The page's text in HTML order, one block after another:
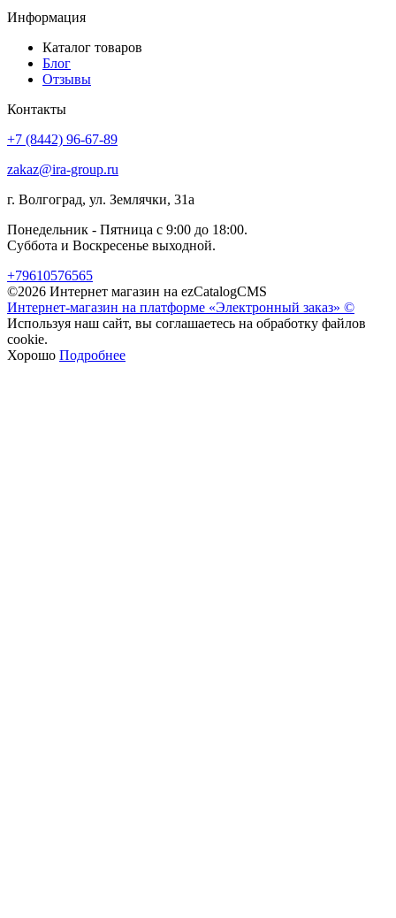
Информация
Каталог товаров
Блог
Отзывы
Контакты
+7 (8442) 96-67-89
zakaz@ira-group.ru
г. Волгоград, ул. Землячки, 31а
Понедельник - Пятница с 9:00 до 18:00.
Суббота и Воскресенье выходной.
+79610576565
©2026 Интернет магазин на ezCatalogCMS
Интернет-магазин на платформе «Электронный заказ» ©
Используя наш сайт, вы соглашаетесь на обработку файлов
cookie.
Хорошо Подробнее